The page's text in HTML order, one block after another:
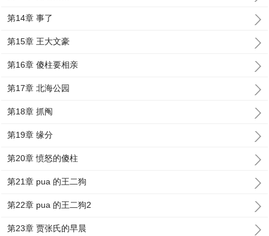
第14章 事了
第15章 王大文豪
第16章 傻柱要相亲
第17章 北海公园
第18章 抓阄
第19章 缘分
第20章 愤怒的傻柱
第21章 pua 的王二狗
第22章 pua 的王二狗2
第23章 贾张氏的早晨